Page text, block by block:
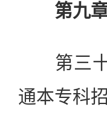
第九
第三十
通本专科